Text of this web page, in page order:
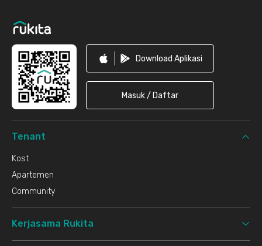
Download Aplikasi
Masuk / Daftar
Tenant
Kost
Apartemen
Community
Kerjasama Rukita